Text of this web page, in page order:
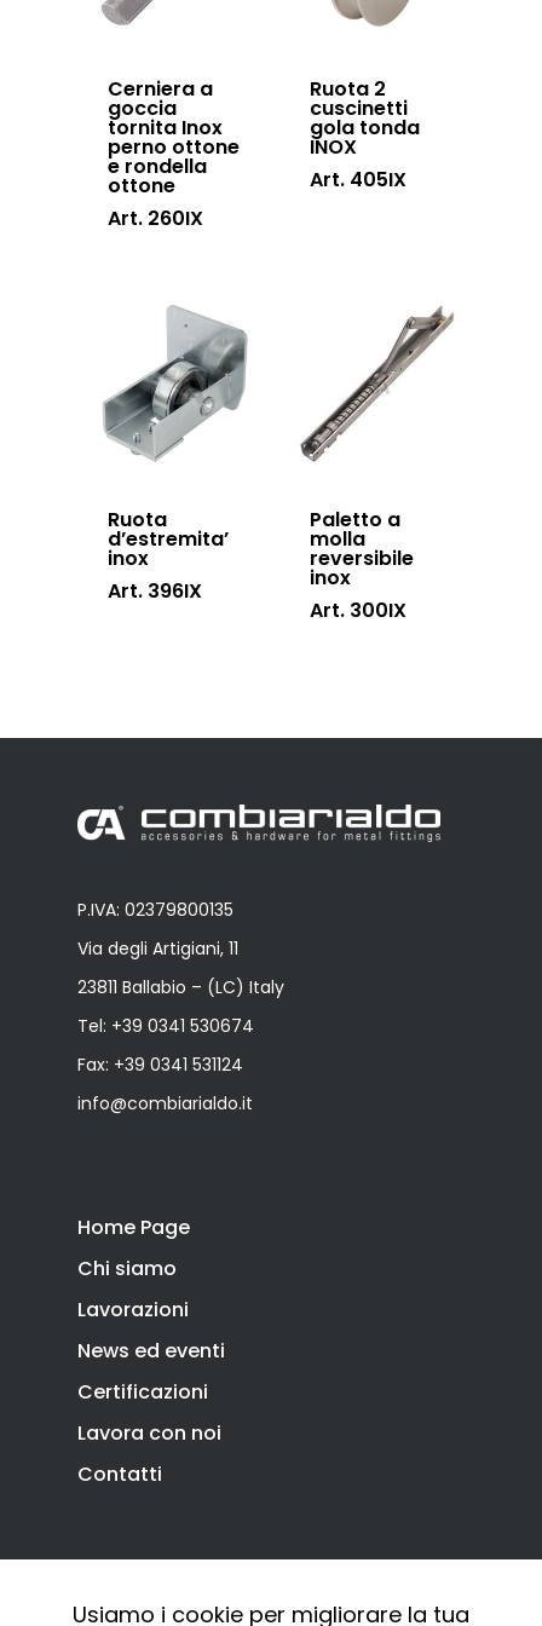
Cerniera a
goccia
tornita Inox
perno ottone
e rondella
ottone
Art. 260IX
Ruota 2
cuscinetti
gola tonda
INOX
Art. 405IX
Ruota
d’estremita’
inox
Art. 396IX
Paletto a
molla
reversibile
inox
Art. 300IX
P.IVA: 02379800135
Via degli Artigiani, 11
23811 Ballabio – (LC) Italy
Tel: +39 0341 530674
Fax: +39 0341 531124
info@combiarialdo.it
Home Page
Chi siamo
Lavorazioni
News ed eventi
Certificazioni
Lavora con noi
Contatti
Privacy Policy Cookie Policy
Usiamo i cookie per migliorare la tua